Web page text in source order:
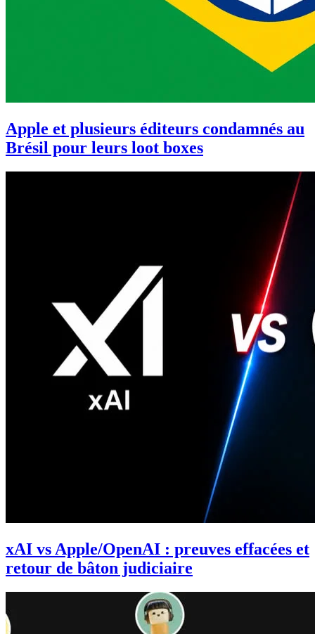
Apple et plusieurs éditeurs condamnés au
Brésil pour leurs loot boxes
xAI vs Apple/OpenAI : preuves effacées et
retour de bâton judiciaire